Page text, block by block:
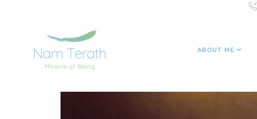
ABOUT ME
NAME TERATH YOGA TOBIAS FRITZSCHE